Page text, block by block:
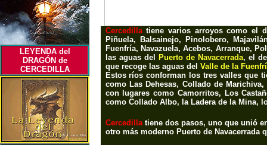
LEYENDA del
DRAGÓN de
CERCEDILLA
Cercedillatiene varios arroyos como el
Piñuela, Balsainejo, Pinolobero,
Fuenfría, Navazuela, Acebos, Arranque,
las aguas del
Puerto de Navacerrada, el
que recoge las aguas del Valle de la
Estos ríos conforman los tres valles que
como Las Dehesas, Collado de
con lugares como Camorritos, Los
como Collado Albo, la Ladera de la Mina,
Cercedillatiene dos pasos, uno que unió
otro más moderno Puerto de Navacerrada